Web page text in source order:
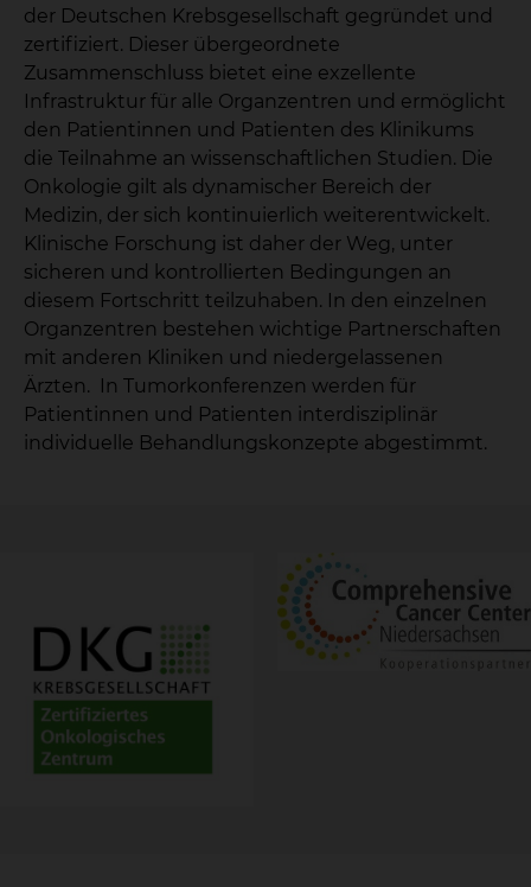
der Deutschen Krebsgesellschaft gegründet und
zertifiziert. Dieser übergeordnete
Zusammenschluss bietet eine exzellente
Infrastruktur für alle Organzentren und ermöglicht
den Patientinnen und Patienten des Klinikums
die Teilnahme an wissenschaftlichen Studien. Die
Onkologie gilt als dynamischer Bereich der
Medizin, der sich kontinuierlich weiterentwickelt.
Klinische Forschung ist daher der Weg, unter
sicheren und kontrollierten Bedingungen an
diesem Fortschritt teilzuhaben. In den einzelnen
Organzentren bestehen wichtige Partnerschaften
mit anderen Kliniken und niedergelassenen
Ärzten. In Tumorkonferenzen werden für
Patientinnen und Patienten interdisziplinär
individuelle Behandlungskonzepte abgestimmt.